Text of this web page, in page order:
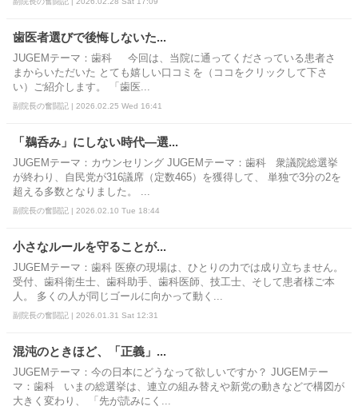
歯医者選びで後悔しないた...
JUGEMテーマ：歯科 今回は、当院に通ってくださっている患者さ
まからいただいた とても嬉しい口コミを（ココをクリックして下さ
い）ご紹介します。 「歯医...
副院長の奮闘記 | 2026.02.25 Wed 16:41
「鵜呑み」にしない時代―選...
JUGEMテーマ：カウンセリング JUGEMテーマ：歯科 衆議院総選挙
が終わり、自民党が316議席（定数465）を獲得して、 単独で3分の2を
超える多数となりました。 ...
副院長の奮闘記 | 2026.02.10 Tue 18:44
小さなルールを守ることが...
JUGEMテーマ：歯科 医療の現場は、ひとりの力では成り立ちません。
受付、歯科衛生士、歯科助手、歯科医師、技工士、そして患者様ご本
人。 多くの人が同じゴールに向かって動く...
副院長の奮闘記 | 2026.01.31 Sat 12:31
混沌のときほど、「正義」...
JUGEMテーマ：今の日本にどうなって欲しいですか？ JUGEMテー
マ：歯科 いまの総選挙は、連立の組み替えや新党の動きなどで構図が
大きく変わり、 「先が読みにく...